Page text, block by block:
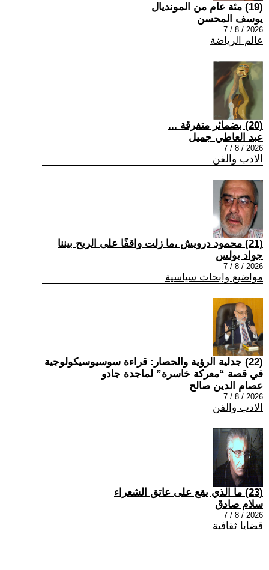
(19) مئة عام من المونديال
يوسف المحسن
2026 / 8 / 7
عالم الرياضة
(20) بضمائر متفرقة ...
عبد العاطي جميل
2026 / 8 / 7
الادب والفن
(21) محمود درويش ،ما زلت واقفًا على الريح بيننا
جواد بولس
2026 / 8 / 7
مواضيع وابحاث سياسية
(22) جدلية الرؤية والحصار: قراءة سوسيوسيكولوجية
في قصة “معركة خاسرة” لماجدة جادو
عصام الدين صالح
2026 / 8 / 7
الادب والفن
(23) ما الذي يقع على عاتق الشعراء
سلام صادق
2026 / 8 / 7
قضايا ثقافية